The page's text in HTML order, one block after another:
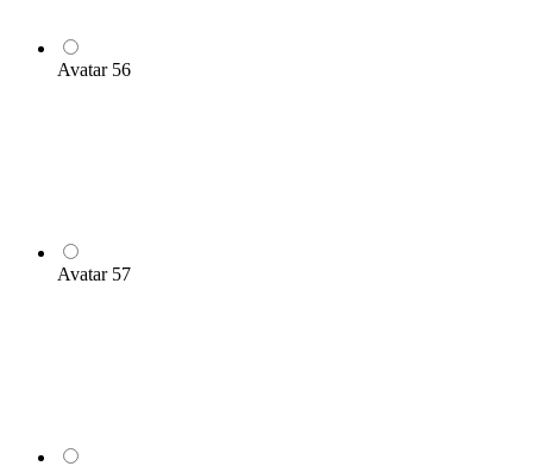
Avatar 56
Avatar 57